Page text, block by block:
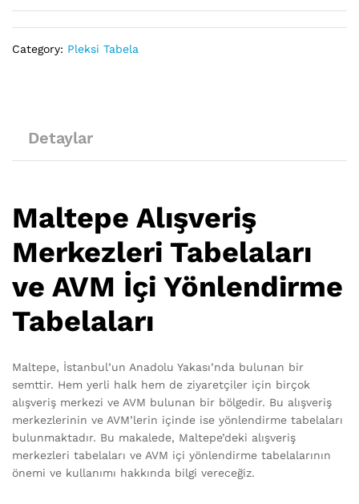
Category: Pleksi Tabela
Detaylar
Maltepe Alışveriş
Merkezleri Tabelaları
ve AVM İçi Yönlendirme
Tabelaları
Maltepe, İstanbul’un Anadolu Yakası’nda bulunan bir
semttir. Hem yerli halk hem de ziyaretçiler için birçok
alışveriş merkezi ve AVM bulunan bir bölgedir. Bu alışveriş
merkezlerinin ve AVM’lerin içinde ise yönlendirme tabelaları
bulunmaktadır. Bu makalede, Maltepe’deki alışveriş
merkezleri tabelaları ve AVM içi yönlendirme tabelalarının
önemi ve kullanımı hakkında bilgi vereceğiz.